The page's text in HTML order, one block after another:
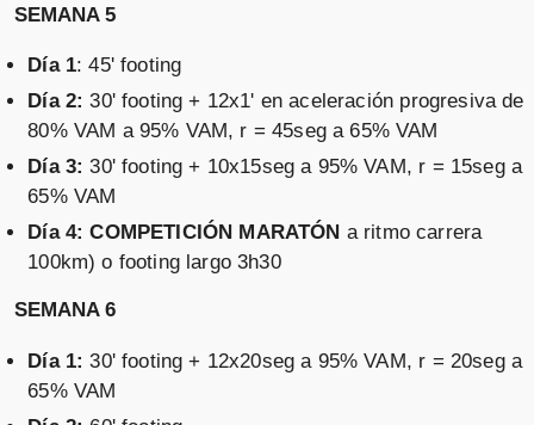
SEMANA 5
Día 1: 45' footing
Día 2:30' footing + 12x1' en aceleración progresiva de
80% VAM a 95% VAM, r = 45seg a 65% VAM
Día 3: 30' footing + 10x15seg a 95% VAM, r = 15seg a
65% VAM
Día 4: COMPETICIÓN MARATÓN a ritmo carrera
100km) o footing largo 3h30
SEMANA 6
Día 1: 30' footing + 12x20seg a 95% VAM, r = 20seg a
65% VAM